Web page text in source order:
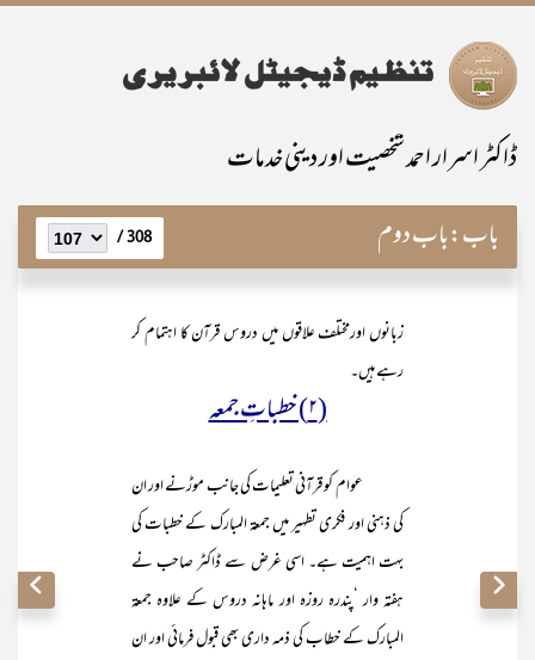
ڈاکٹر اسرار احمد شخصیت اور دینی خدمات
باب:باب دوم 308 /
زبانوں اورمختلف علاقوں میں دروس قرآن کا اہتمام کر
رہے ہیں۔
(۲) خطباتِ جمعہ
عوام کو قرآنی تعلیمات کی جانب موڑنے اور ان
کی ذہنی اور فکری تطہیر میں جمعۃ المبارک کے خطبات کی
بہت اہمیت ہے۔ اسی غرض سے ڈاکٹر صاحب نے
ہفتہ وار ‘پندرہ روزہ اور ماہانہ دروس کے علاوہ جمعۃ
المبارک کے خطاب کی ذمہ داری بھی قبول فرمائی اور ان